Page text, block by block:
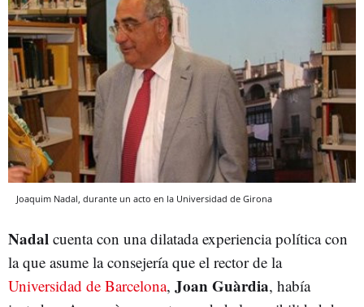
Joaquim Nadal, durante un acto en la Universidad de Girona
Nadal cuenta con una dilatada experiencia política con
la que asume la consejería que el rector de la
Universidad de Barcelona, Joan Guàrdia, había